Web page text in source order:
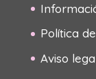
Política
Aviso